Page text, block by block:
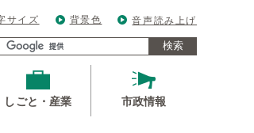
サイズ 背景色 音声読み上げ
検索
しごと・産業 市政情報